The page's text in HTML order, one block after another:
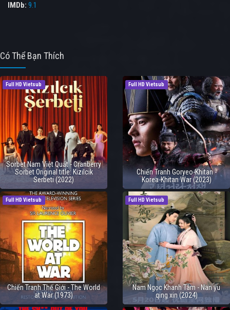
IMDb: 9.1
Có Thể Bạn Thích
Full HD Vietsub
Sorbet Nam Việt Quất - Cranberry
Sorbet Original title: Kizilcik
Serbeti (2022)
Full HD Vietsub
Chiến Tranh Goryeo-Khitan -
Korea-Khitan War (2023)
Full HD Vietsub
Chiến Tranh Thế Giới - The World
at War (1973)
Full HD Vietsub
Nam Ngọc Khanh Tâm - Nan yu
qing xin (2024)